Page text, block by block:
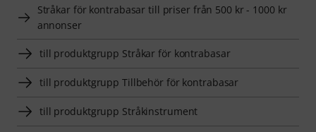
Stråkar för kontrabasar till priser från 500 kr - 1000 kr
annonser
till produktgrupp Stråkar för kontrabasar
till produktgrupp Tillbehör för kontrabasar
till produktgrupp Stråkinstrument